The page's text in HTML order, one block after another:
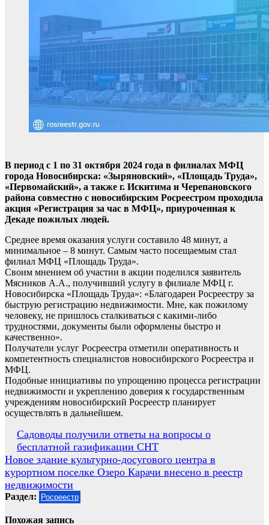
В период с 1 по 31 октября 2024 года в филиалах МФЦ
города Новосибирска: «Зыряновский», «Площадь Труда»,
«Первомайский», а также г. Искитима и Черепановского
района совместно с новосибирским Росреестром проходила
акция «Регистрация за час в МФЦ», приуроченная к
Декаде пожилых людей.
Среднее время оказания услуги составило 48 минут, а
минимальное – 8 минут. Самым часто посещаемым стал
филиал МФЦ «Площадь Труда».
Своим мнением об участии в акции поделился заявитель
Мясников А.А., получивший услугу в филиале МФЦ г.
Новосибирска «Площадь Труда»: «Благодарен Росреестру за
быструю регистрацию недвижимости. Мне, как пожилому
человеку, не пришлось сталкиваться с какими-либо
трудностями, документы были оформлены быстро и
качественно».
Получатели услуг Росреестра отметили оперативность и
компетентность специалистов новосибирского Росреестра и
МФЦ.
Подобные инициативы по упрощению процесса регистрации
недвижимости и укреплению доверия к государственным
учреждениям новосибирский Росреестр планирует
осуществлять в дальнейшем.
Навигация
по
записям
Садоводы получили ответы на вопросы о
бесплатной газификации СНТ
Новое здание культурно-досугового центра в
курортном поселке Озеро Карачи внесено в реестр
недвижимости
Раздел: Росреестр
Похожая запись